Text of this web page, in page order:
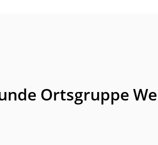
Ortsgruppe